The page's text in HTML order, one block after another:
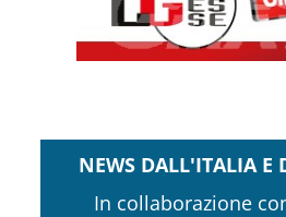
NEWS DALL'ITALIA E
In collaborazione